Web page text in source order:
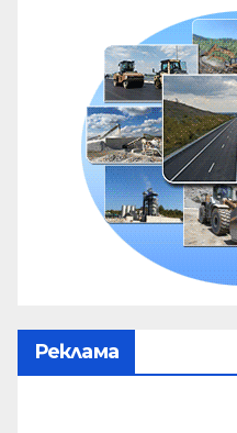
Реклама